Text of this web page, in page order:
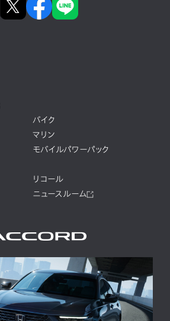
バイク
マリン
モバイルパワーパック
リコール
ニュースルーム